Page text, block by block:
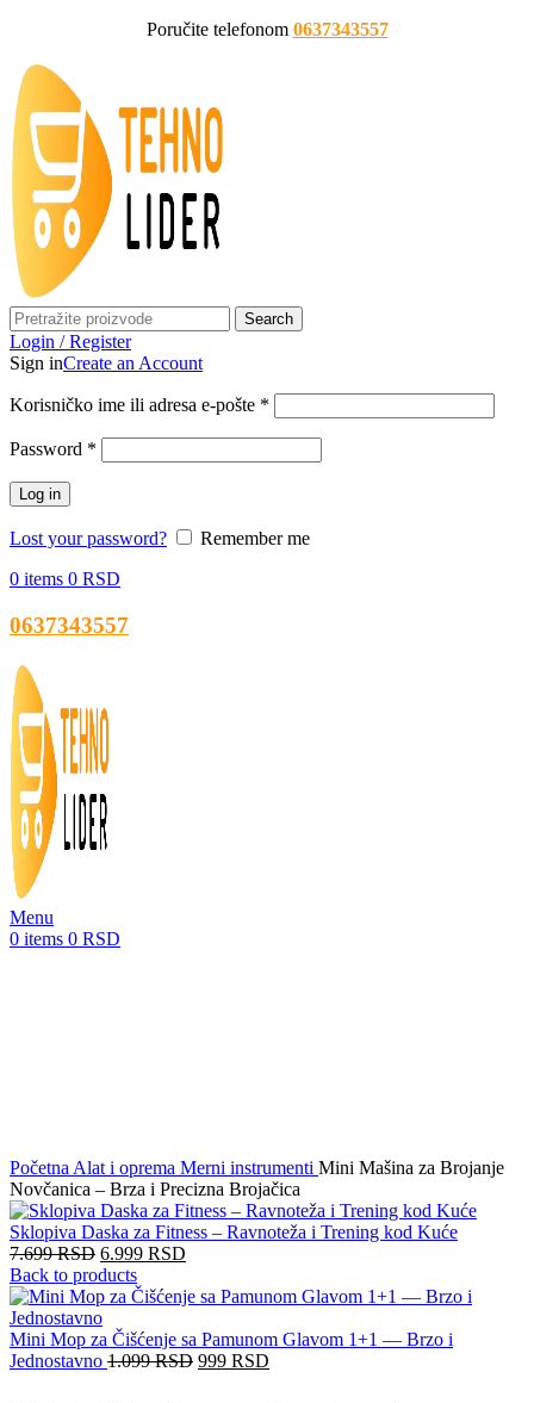
Poručite telefonom 0637343557
Search
Login / Register
Sign inCreate an Account
Korisničko ime ili adresa e-pošte *
Password *
Log in
Lost your password?
Remember me
0 items 0 RSD
0637343557
Menu
0 items 0 RSD
PočetnaAlat i oprema Merni instrumenti Mini Mašina za Brojanje
Novčanica – Brza i Precizna Brojačica
Sklopiva Daska za Fitness – Ravnoteža i Trening kod Kuće
7.699RSD 6.999 RSD
Back to products
Mini Mop za Čišćenje sa Pamunom Glavom 1+1 — Brzo i
Jednostavno 1.099RSD 999 RSD